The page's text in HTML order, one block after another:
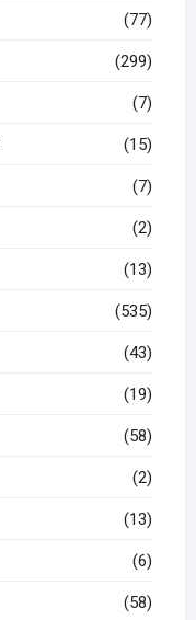
(77)
(299)
(7)
(15)
(7)
(2)
(13)
(535)
(43)
(19)
(58)
(2)
(13)
(6)
(58)